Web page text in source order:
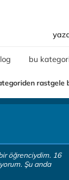
bu
rastgele
öğrenciydim. 16
Şu anda